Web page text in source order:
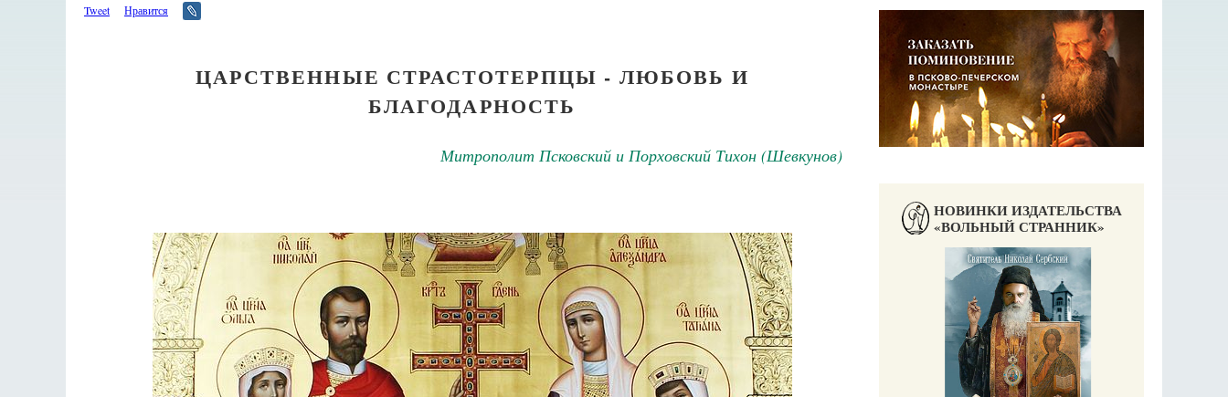
Tweet Нравится
ЦАРСТВЕННЫЕ СТРАСТОТЕРПЦЫ - ЛЮБОВЬ И
БЛАГОДАРНОСТЬ
Митрополит Псковский и Порховский Тихон (Шевкунов)
НОВИНКИ ИЗДАТЕЛЬСТВА
«ВОЛЬНЫЙ СТРАННИК»
Великомученик Георгий Победоносец. Научись у
святого
Роман Котов